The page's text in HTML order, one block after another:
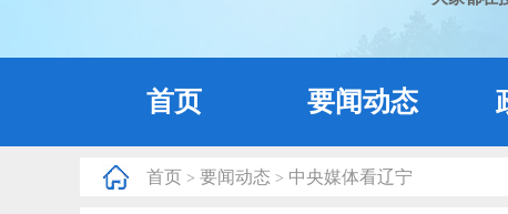
首页 要闻动态
首页 > 要闻动态 > 中央媒体看辽宁